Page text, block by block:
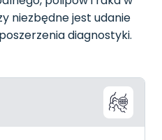
niezbędne jest udanie
diagnostyki.